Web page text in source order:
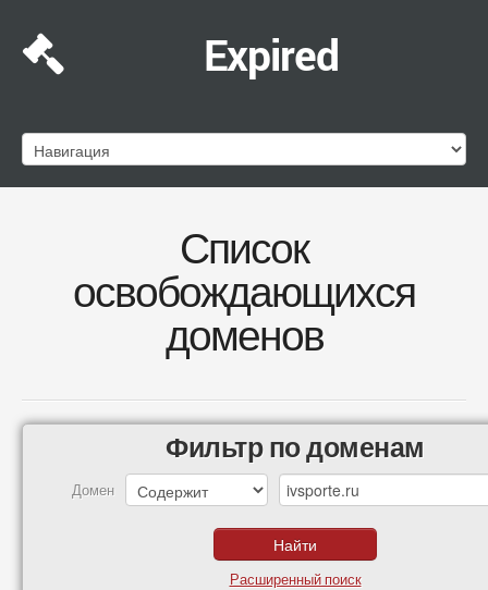
Expired
Список
освобождающихся
доменов
Фильтр по доменам
Домен
Расширенный поиск